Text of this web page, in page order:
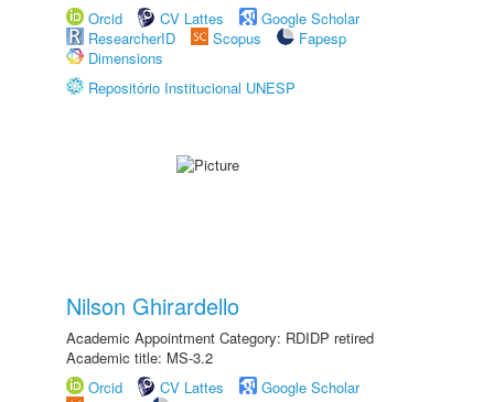
Orcid
CV Lattes
Google Scholar
ResearcherID
Scopus
Fapesp
Dimensions
Repositório Institucional UNESP
Nilson Ghirardello
Academic Appointment Category: RDIDP retired
Academic title: MS-3.2
Orcid
CV Lattes
Google Scholar